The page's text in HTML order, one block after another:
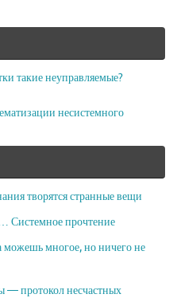
такие неуправляемые?
несистемного
творятся странные вещи
Системное прочтение
можешь многое, но ничего не
— протокол несчастных